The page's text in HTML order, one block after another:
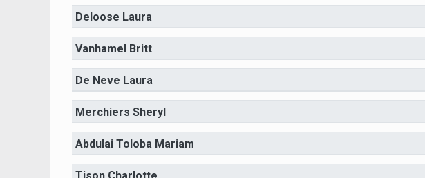
Deloose Laura
Vanhamel Britt
De Neve Laura
Merchiers Sheryl
Abdulai Toloba Mariam